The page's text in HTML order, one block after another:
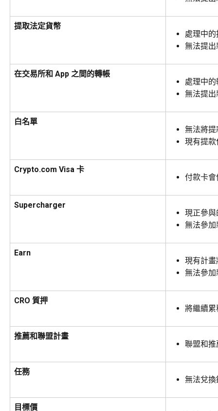
提取法定貨幣
處理中
無法提出
在交易所和 App 之間的轉帳
處理中
無法提出
白名單
無法將
現有提
Crypto.com Visa 卡
付款卡
Supercharger
現正參
無法參加
Earn
現有計
無法參加
CRO 質押
將繼續
推薦和聯盟計畫
聯盟和
任務
無法兌換
目標價